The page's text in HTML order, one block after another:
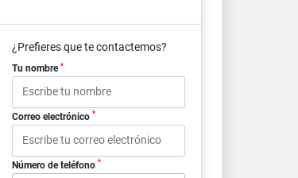
¿Prefieres que te contactemos?
Tu nombre *
Correo electrónico *
Número de teléfono *